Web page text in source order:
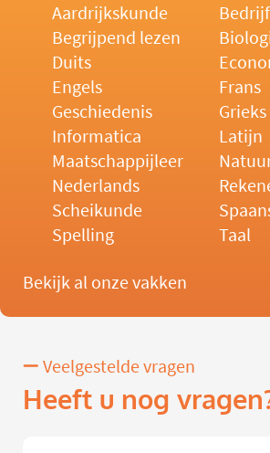
Aardrijkskunde
Begrijpend lezen
Duits
Engels
Frans
Geschiedenis
Grieks
Informatica
Latijn
Maatschappijleer
Nederlands
Scheikunde
Spelling
Taal
Bekijk al onze vakken
Veelgestelde vragen
Heeft u nog